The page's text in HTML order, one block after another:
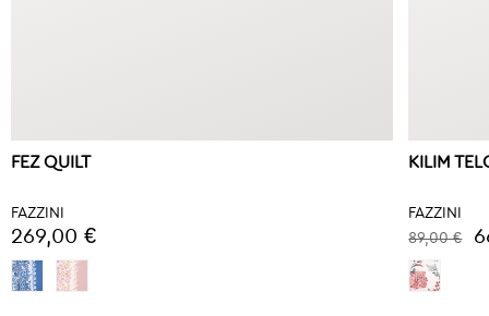
FEZ QUILT
FAZZINI
269,00 €
KILIM
FAZZINI
89,00 €